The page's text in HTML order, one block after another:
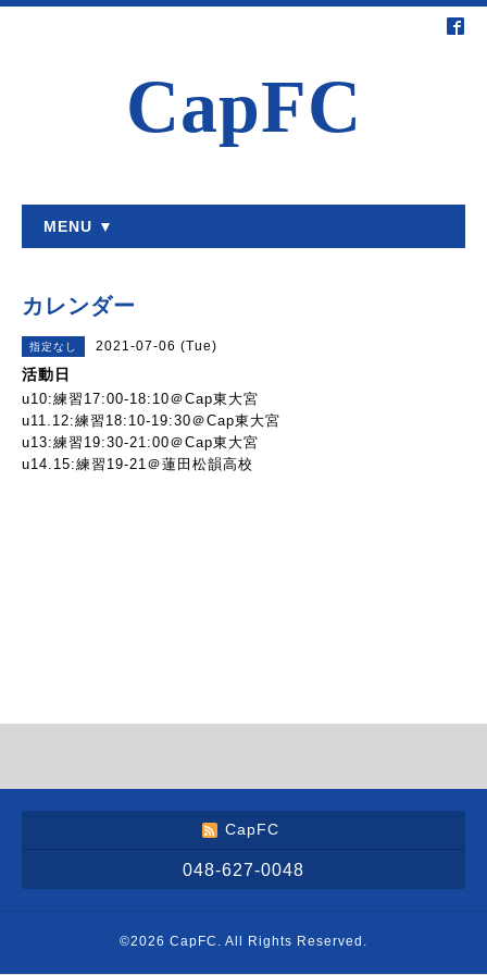
CapFC
MENU ▼
カレンダー
指定なし 2021-07-06 (Tue)
活動日
u10:練習17:00-18:10＠Cap東大宮
u11.12:練習18:10-19:30＠Cap東大宮
u13:練習19:30-21:00＠Cap東大宮
u14.15:練習19-21＠蓮田松韻高校
CapFC
048-627-0048
©2026 CapFC . All Rights Reserved.